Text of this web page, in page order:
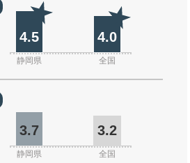
4.5 4.0
静岡県 全国
3.7 3.2
静岡県 全国